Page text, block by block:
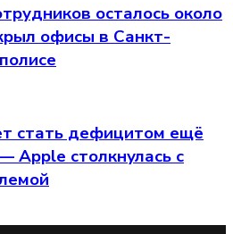
осталось около
офисы в Санкт-
стать дефицитом ещё
Apple столкнулась с